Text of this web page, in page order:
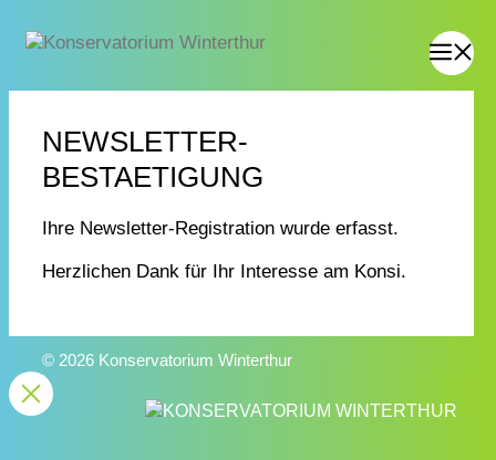
NEWSLETTER-
BESTAETIGUNG
Ihre Newsletter-Registration wurde erfasst.
Herzlichen Dank für Ihr Interesse am Konsi.
© 2026 Konservatorium Winterthur